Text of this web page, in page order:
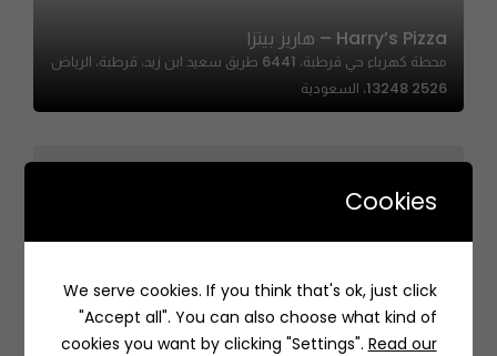
Harry’s Pizza – هاريز بيتزا
محطة كهرباء حي قرطبة، 6441 طريق سعيد ابن زيد، قرطبة، الرياض
13248 2526، السعودية
Dhabih | ظبية
Cookies
We serve cookies. If you think that's ok, just click
"Accept all". You can also choose what kind of
cookies you want by clicking "Settings". Read our